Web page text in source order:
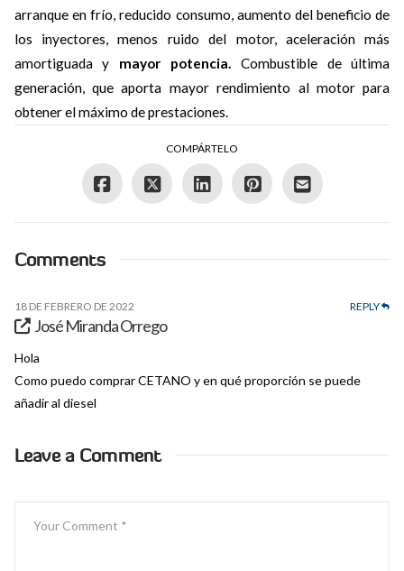
arranque en frío, reducido consumo, aumento del beneficio de
los inyectores, menos ruido del motor, aceleración más
amortiguada y mayor potencia. Combustible de última
generación, que aporta mayor rendimiento al motor para
obtener el máximo de prestaciones.
COMPÁRTELO
Comments
18 DE FEBRERO DE 2022 REPLY
José Miranda Orrego
Hola
Como puedo comprar CETANO y en qué proporción se puede
añadir al diesel
Leave a Comment